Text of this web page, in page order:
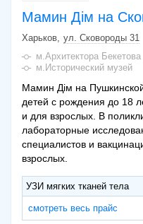
Мамин Дім на
Харьков ул. Сковороды 31
м.Архитектора Бекетова
м.Исторический музей
Мамин Дім на
детей с рождения до 18
и для взрослых. В
лабораторные
специалистов и
взрослых.
УЗИ мягких тканей тела
смотреть весь прайс